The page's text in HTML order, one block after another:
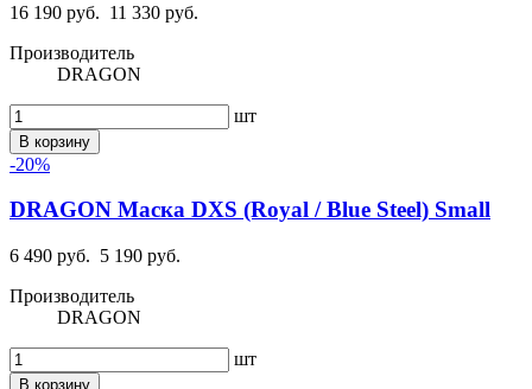
16 190 руб. 11 330 руб.
Производитель
DRAGON
шт
В корзину
-20%
DRAGON Маска DXS (Royal / Blue Steel) Small
6 490 руб. 5 190 руб.
Производитель
DRAGON
шт
В корзину